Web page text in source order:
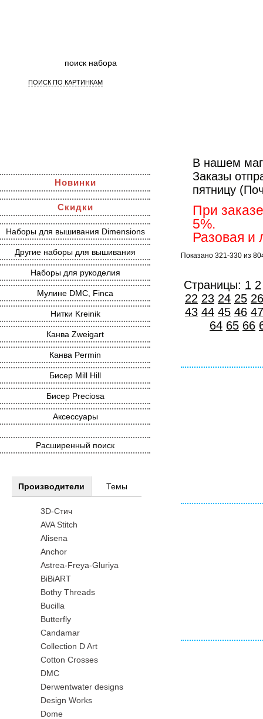
ПОИСК ПО КАРТИНКАМ
Новинки
Скидки
Наборы для вышивания Dimensions
Другие наборы для вышивания
Наборы для рукоделия
Мулине DMC, Finca
Нитки Kreinik
Канва Zweigart
Канва Permin
Бисер Mill Hill
Бисер Preciosa
Аксессуары
Расширенный поиск
Производители Темы
3D-Стич
AVA Stitch
Alisena
Anchor
Astrea-Freya-Gluriya
BiBiART
Bothy Threads
Bucilla
Butterfly
Candamar
Collection D Art
Cotton Crosses
DMC
Derwentwater designs
Design Works
Dome
В нашем
Заказы
пятницу
При
5%.
Разовая и
Показано 321-330 из
Страницы: 1 2
22 23 24 25 26
43 44 45 46 47
64 65 66